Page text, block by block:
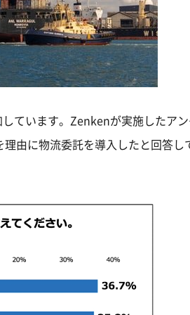
ています。Zenkenが実施したア
理由に物流委託を導入したと回答し